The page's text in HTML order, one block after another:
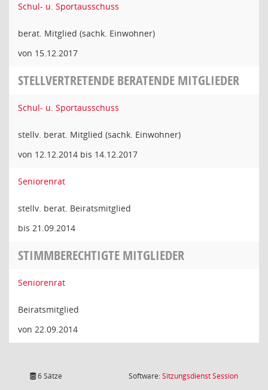
Schul- u. Sportausschuss
berat. Mitglied (sachk. Einwohner)
von 15.12.2017
STELLVERTRETENDE BERATENDE MITGLIEDER
Schul- u. Sportausschuss
stellv. berat. Mitglied (sachk. Einwohner)
von 12.12.2014 bis 14.12.2017
Seniorenrat
stellv. berat. Beiratsmitglied
bis 21.09.2014
STIMMBERECHTIGTE MITGLIEDER
Seniorenrat
Beiratsmitglied
von 22.09.2014
6 Sätze Software:SitzungsdienstSession(Wird in